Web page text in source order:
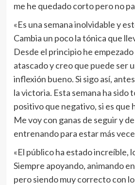
me he quedado corto pero no
«Es una semana inolvidable y
Cambia un poco la tónica que
Desde el principio he
atascado y creo que puede ser
inflexión bueno. Si sigo así,
la victoria. Esta semana ha sido
positivo que negativo, si es que
Me voy con ganas de seguir y
entrenando para estar más
«El público ha estado increíble,
Siempre apoyando, animando
pero siendo muy correcto con